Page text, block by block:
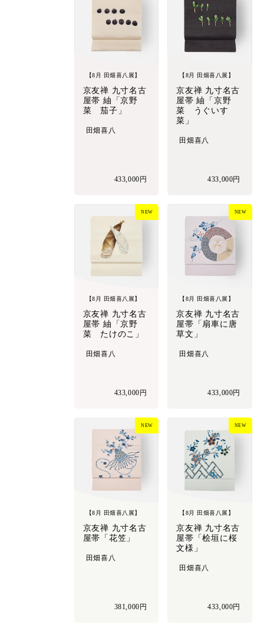
【8月 田畑喜八展】
京友禅 九寸名古
屋帯 紬「京野
菜 茄子」
田畑喜八
433,000円
【8月 田畑喜八展】
京友禅 九寸名古
屋帯 紬「京野
菜 うぐいす
菜」
田畑喜八
433,000円
【8月 田畑喜八展】
京友禅 九寸名古
屋帯 紬「京野
菜 たけのこ」
田畑喜八
433,000円
NEW
【8月 田畑喜八展】
京友禅 九寸名古
屋帯「扇車に唐
草文」
田畑喜八
433,000円
NEW
【8月 田畑喜八展】
京友禅 九寸名古
屋帯「花笠」
田畑喜八
381,000円
NEW
【8月 田畑喜八展】
京友禅 九寸名古
屋帯「桧垣に桜
文様」
田畑喜八
433,000円
NEW